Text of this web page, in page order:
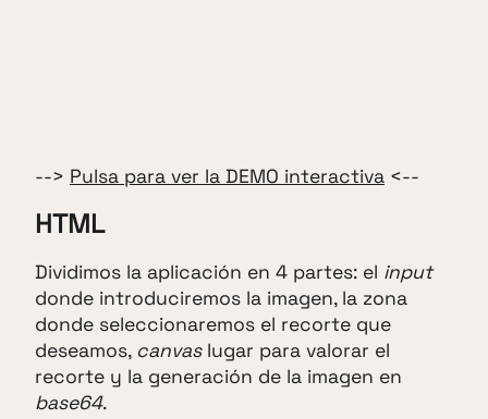
--> Pulsa para ver la DEMO interactiva <--
HTML
Dividimos la aplicación en 4 partes: el input
donde introduciremos la imagen, la zona
donde seleccionaremos el recorte que
deseamos, canvaslugar para valorar el
recorte y la generación de la imagen en
base64.